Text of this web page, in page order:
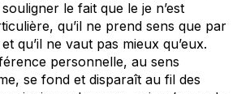
le fait que le je n’est
qu’il ne prend sens que par
qu’il ne vaut pas mieux qu’eux.
personnelle, au sens
se fond et disparaît au fil des